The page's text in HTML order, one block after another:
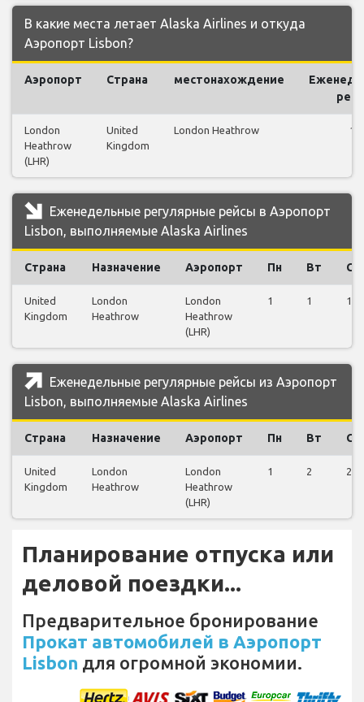
В какие места летает Alaska Airlines и откуда
Аэропорт Lisbon?
Аэропорт Страна местонахождение
London
Heathrow
(LHR)
United
Kingdom
London Heathrow 15
Еженедельные регулярные рейсы в Аэропорт
Lisbon, выполняемые Alaska Airlines
Страна Назначение Аэропорт Пн Вт Ср
United
Kingdom
London
Heathrow
London
Heathrow
(LHR)
1 1 1
Еженедельные регулярные рейсы из Аэропорт
Lisbon, выполняемые Alaska Airlines
Страна Назначение Аэропорт Пн Вт Ср
United
Kingdom
London
Heathrow
London
Heathrow
(LHR)
1 2 2
Планирование отпуска или
деловой поездки...
Предварительное бронирование
Прокат автомобилей в Аэропорт
Lisbon для огромной экономии.